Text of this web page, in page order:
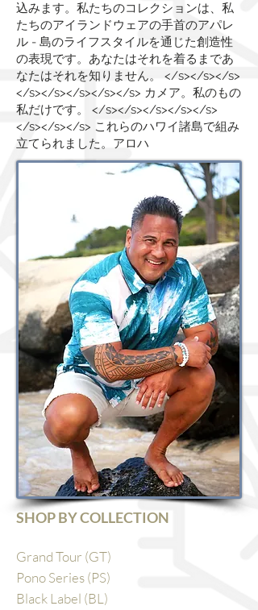
込みます。私たちのコレクションは、私
たちのアイランドウェアの手首のアパレ
ル - 島のライフスタイルを通じた創造性
の表現です。あなたはそれを着るまであ
なたはそれを知りません。 </s></s></s>
</s></s></s></s></s> カメア。私のもの
私だけです。 </s></s></s></s></s>
</s></s></s> これらのハワイ諸島で組み
立てられました。アロハ
SHOP BY COLLECTION
Grand Tour (GT)
Pono Series (PS)
Black Label (BL)